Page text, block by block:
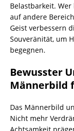
Belastbarkeit.
auf andere
Geist verbessern
Souveränität, um
begegnen.
Bewusster
Männerbild
Das Männerbild
Nicht mehr